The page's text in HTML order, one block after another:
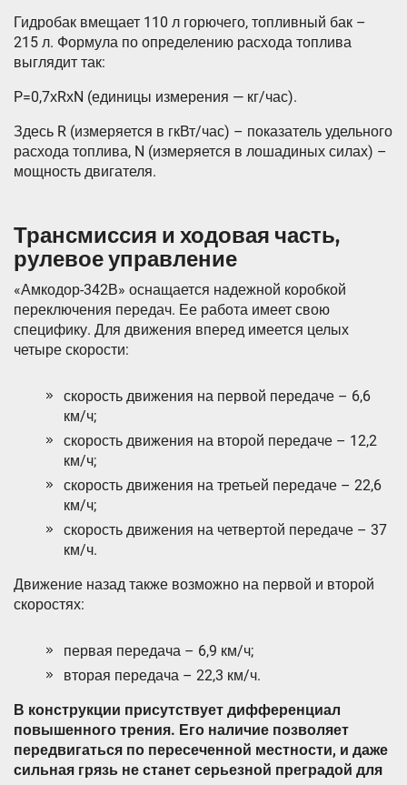
Гидробак вмещает 110 л горючего, топливный бак –
215 л. Формула по определению расхода топлива
выглядит так:
P=0,7хRхN (единицы измерения — кг/час).
Здесь R (измеряется в гкВт/час) – показатель удельного
расхода топлива, N (измеряется в лошадиных силах) –
мощность двигателя.
Трансмиссия и ходовая часть,
рулевое управление
«Амкодор-342В» оснащается надежной коробкой
переключения передач. Ее работа имеет свою
специфику. Для движения вперед имеется целых
четыре скорости:
скорость движения на первой передаче – 6,6
км/ч;
скорость движения на второй передаче – 12,2
км/ч;
скорость движения на третьей передаче – 22,6
км/ч;
скорость движения на четвертой передаче – 37
км/ч.
Движение назад также возможно на первой и второй
скоростях:
первая передача – 6,9 км/ч;
вторая передача – 22,3 км/ч.
В конструкции присутствует дифференциал
повышенного трения. Его наличие позволяет
передвигаться по пересеченной местности, и даже
сильная грязь не станет серьезной преградой для